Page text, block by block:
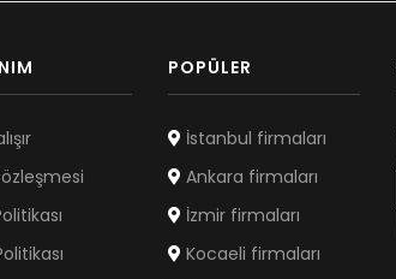
POPÜLER
İstanbul firmaları
Ankara firmaları
İzmir firmaları
Kocaeli firmaları